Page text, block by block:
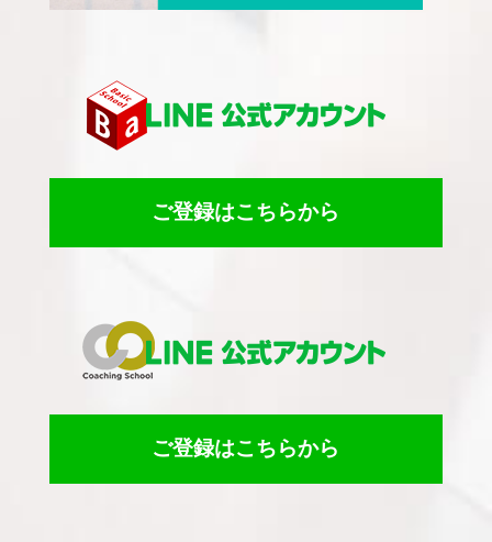
ご登録はこちらから
ご登録はこちらから